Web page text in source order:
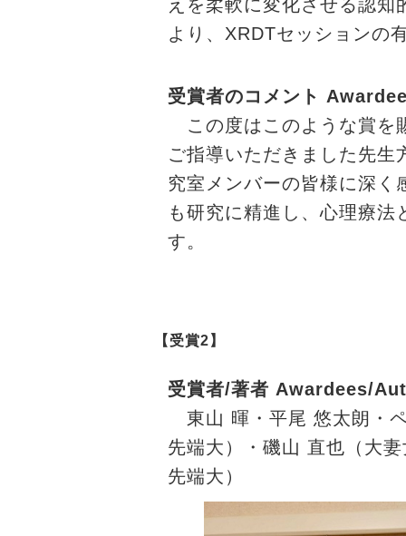
えを柔軟に変化させる認
より、XRDTセッションの
受賞者のコメント
この度はこのような賞を
ご指導いただきました先生
究室メンバーの皆様に深く
も研究に精進し、心理療
す。
【受賞2】
受賞者/著者 Awardees/
東山 暉・平尾 悠太朗・
先端大）・磯山 直也（大
先端大）